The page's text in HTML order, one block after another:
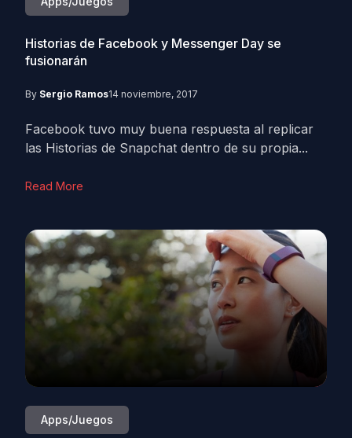
Historias de Facebook y Messenger Day se
fusionarán
By Sergio Ramos14 noviembre, 2017
Facebook tuvo muy buena respuesta al replicar
las Historias de Snapchat dentro de su propia...
Read More
Apps/Juegos